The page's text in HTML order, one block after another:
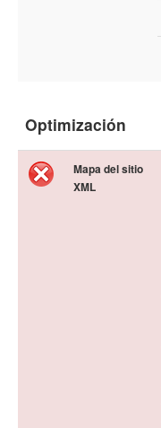
Optimización
Mapa del sitio
XML